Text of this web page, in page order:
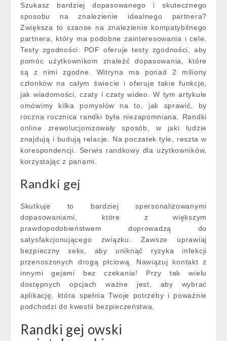
Szukasz bardziej dopasowanego i skutecznego
sposobu na znalezienie idealnego partnera?
Zwiększa to szanse na znalezienie kompatybilnego
partnera, który ma podobne zainteresowania i cele.
Testy zgodności: POF oferuje testy zgodności, aby
pomóc użytkownikom znaleźć dopasowania, które
są z nimi zgodne. Witryna ma ponad 2 miliony
członków na całym świecie i oferuje takie funkcje,
jak wiadomości, czaty i czaty wideo. W tym artykule
omówimy kilka pomysłów na to, jak sprawić, by
roczna rocznica randki była niezapomniana. Randki
online zrewolucjonizowały sposób, w jaki ludzie
znajdują i budują relacje. Na poczatek tyle, reszta w
korespondencji. Serwis randkowy dla użytkowników,
korzystając z panami.
Randki gej
Skutkuje to bardziej spersonalizowanymi
dopasowaniami, które z większym
prawdopodobieństwem doprowadzą do
satysfakcjonującego związku. Zawsze uprawiaj
bezpieczny seks, aby uniknąć ryzyka infekcji
przenoszonych drogą płciową. Nawiązuj kontakt z
innymi gejami bez czekania! Przy tak wielu
dostępnych opcjach ważne jest, aby wybrać
aplikację, która spełnia Twoje potrzeby i poważnie
podchodzi do kwestii bezpieczeństwa.
Randki gej owski